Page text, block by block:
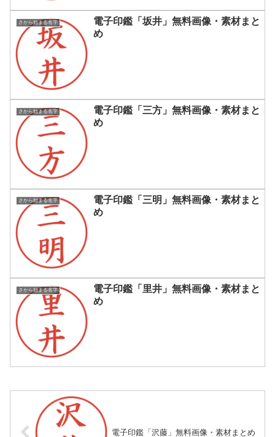
さから始まる名字
電子印鑑「坂井」無料画像・素材まと
め
さから始まる名字
電子印鑑「三方」無料画像・素材まと
め
さから始まる名字
電子印鑑「三明」無料画像・素材まと
め
さから始まる名字
電子印鑑「里井」無料画像・素材まと
め
電子印鑑「沢藤」無料画像・素材まとめ